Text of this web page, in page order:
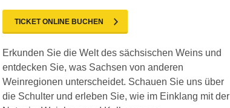
TICKET ONLINE BUCHEN
Erkunden Sie die Welt des sächsischen Weins und
entdecken Sie, was Sachsen von anderen
Weinregionen unterscheidet. Schauen Sie uns über
die Schulter und erleben Sie, wie im Einklang mit der